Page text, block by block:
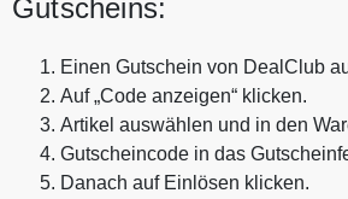
Gutscheins:
Einen Gutschein von DealClub
Auf „Code anzeigen“ klicken.
Artikel auswählen und in den
Gutscheincode in das
Danach auf Einlösen klicken.